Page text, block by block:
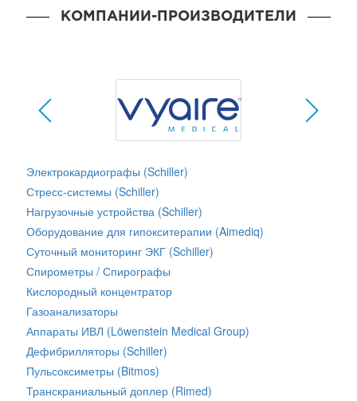
КОМПАНИИ-ПРОИЗВОДИТЕЛИ
Электрокардиографы (Schiller)
Стресс-системы (Schiller)
Нагрузочные устройства (Schiller)
Оборудование для гипокситерапии (Aimediq)
Суточный мониторинг ЭКГ (Schiller)
Спирометры / Спирографы
Кислородный концентратор
Газоанализаторы
Аппараты ИВЛ (Löwenstein Medical Group)
Дефибрилляторы (Schiller)
Пульсоксиметры (Bitmos)
Транскраниальный доплер (Rimed)